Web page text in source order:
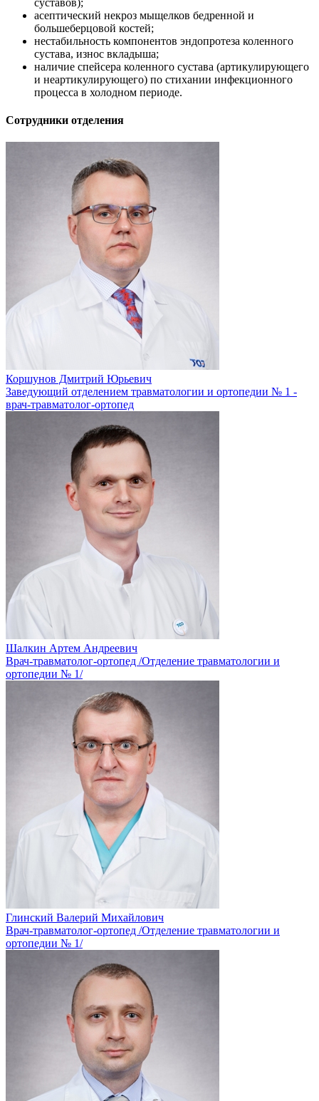
асептический некроз мыщелков бедренной и
большеберцовой костей;
нестабильность компонентов эндопротеза коленного
сустава, износ вкладыша;
наличие спейсера коленного сустава (артикулирующего
и неартикулирующего) по стихании инфекционного
процесса в холодном периоде.
Сотрудники отделения
Коршунов Дмитрий Юрьевич
Заведующий отделением травматологии и ортопедии № 1 -
врач-травматолог-ортопед
Шалкин Артем Андреевич
Врач-травматолог-ортопед /Отделение травматологии и
ортопедии № 1/
Глинский Валерий Михайлович
Врач-травматолог-ортопед /Отделение травматологии и
ортопедии № 1/